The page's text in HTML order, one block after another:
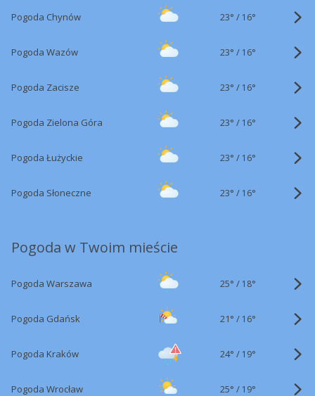
Pogoda Chynów 23° / 16°
Pogoda Wazów 23° / 16°
Pogoda Zacisze 23° / 16°
Pogoda Zielona Góra 23° / 16°
Pogoda Łużyckie 23° / 16°
Pogoda Słoneczne 23° / 16°
Pogoda w Twoim mieście
Pogoda Warszawa 25° / 18°
Pogoda Gdańsk 21° / 16°
Pogoda Kraków 24° / 19°
Pogoda Wrocław 25° / 19°